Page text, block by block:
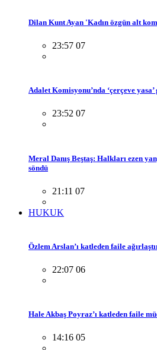
Dilan Kunt Ayan 'Kadın özgün alt
23:57 07
Adalet Komisyonu’nda ‘çerçeve
23:52 07
Meral Danış Beştaş: Halkları ezen
söndü
21:11 07
HUKUK
Özlem Arslan’ı katleden faile
22:07 06
Hale Akbaş Poyraz’ı katleden faile
14:16 05